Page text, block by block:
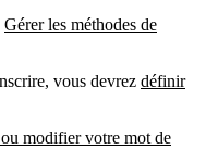
Gérer les méthodes de
vous devrez définir
modifier votre mot de